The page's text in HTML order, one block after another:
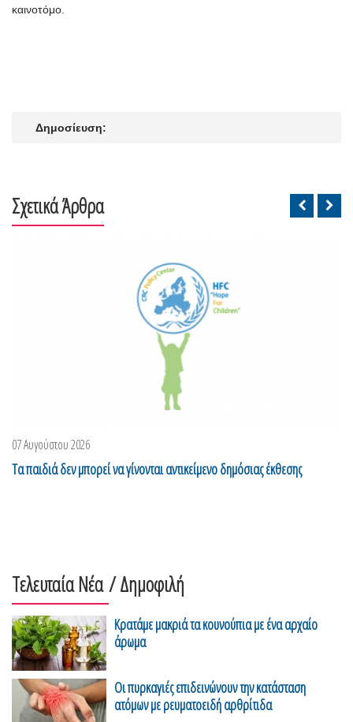
καινοτόμο.
Δημοσίευση:
Σχετικά Άρθρα
07 Αυγούστου 2026
Τα παιδιά δεν μπορεί να γίνονται αντικείμενο δημόσιας έκθεσης
Τελευταία Νέα/ Δημοφιλή
Κρατάμε μακριά τα κουνούπια με ένα αρχαίο
άρωμα
Οι πυρκαγιές επιδεινώνουν την κατάσταση
ατόμων με ρευματοειδή αρθρίτιδα